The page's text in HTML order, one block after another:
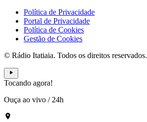
Política de Privacidade
Portal de Privacidade
Política de Cookies
Gestão de Cookies
© Rádio Itatiaia. Todos os direitos reservados.
Tocando agora!
Ouça ao vivo / 24h